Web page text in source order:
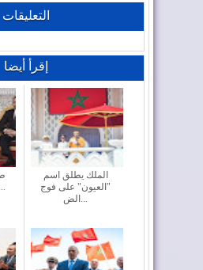
التعليقات
إقرأ أيضا
للعلاقات المتميزة...
الملك يطلق اسم
"العيون" على فوج
الض...